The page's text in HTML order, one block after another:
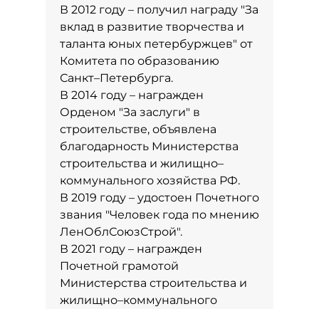
В 2012 году – получил награду "За
вклад в развитие творчества и
таланта юных петербуржцев" от
Комитета по образованию
Санкт–Петербурга.
В 2014 году – награжден
Орденом "За заслуги" в
строительстве, объявлена
благодарность Министерства
строительства и жилищно–
коммунального хозяйства РФ.
В 2019 году – удостоен Почетного
звания "Человек года по мнению
ЛенОблСоюзСтрой".
В 2021 году – награжден
Почетной грамотой
Министерства строительства и
жилищно–коммунального